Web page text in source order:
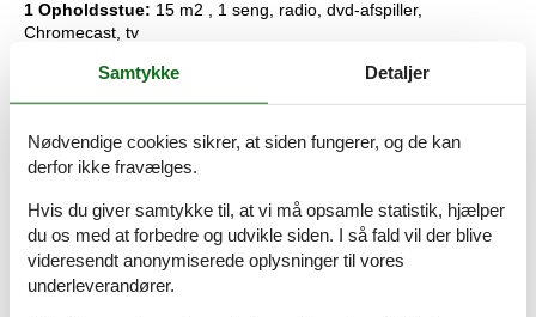
1 Opholdsstue: 15 m2 , 1 seng, radio, dvd-afspiller,
Chromecast, tv
1 Alkove:2 køjer
1 Udestue:
Køkken:El-komfur, køle-frys, mikroovn, kaffemaskine,
opvaskemask.
Og:El-varme, havegrill, naturgrund 600 m2 , blandet møblering,
udsigt over vand, ikke-ryger hus
Nøgleinformation
Samtykke Detaljer
Nødvendige cookies sikrer, at siden fungerer, og de kan
derfor ikke fravælges.
Hvis du giver samtykke til, at vi må opsamle statistik, hjælper
du os med at forbedre og udvikle siden. I så fald vil der blive
videresendt anonymiserede oplysninger til vores
underleverandører.